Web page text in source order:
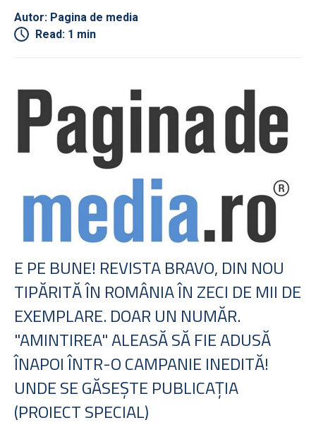
Autor: Pagina de media
Read: 1 min
E PE BUNE! REVISTA BRAVO, DIN NOU
TIPĂRITĂ ÎN ROMÂNIA ÎN ZECI DE MII DE
EXEMPLARE. DOAR UN NUMĂR.
"AMINTIREA" ALEASĂ SĂ FIE ADUSĂ
ÎNAPOI ÎNTR-O CAMPANIE INEDITĂ!
UNDE SE GĂSEŞTE PUBLICAŢIA
(PROIECT SPECIAL)